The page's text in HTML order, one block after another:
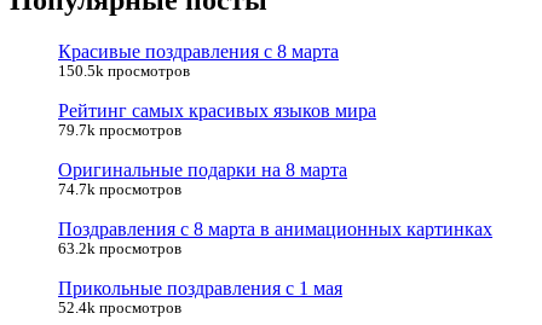
Красивые поздравления с 8 марта
150.5k просмотров
Рейтинг самых красивых языков мира
79.7k просмотров
Оригинальные подарки на 8 марта
74.7k просмотров
Поздравления с 8 марта в анимационных картинках
63.2k просмотров
Прикольные поздравления с 1 мая
52.4k просмотров